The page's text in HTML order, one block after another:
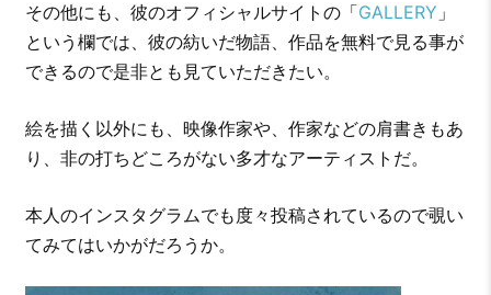
その他にも、彼のオフィシャルサイトの「GALLERY 」
という欄では、彼の紡いだ物語、作品を無料で見る事が
できるので是非とも見ていただきたい。
絵を描く以外にも、映像作家や、作家などの肩書きもあ
り、非の打ちどころがない多才なアーティストだ。
本人のインスタグラムでも度々投稿されているので覗い
てみてはいかがだろうか。